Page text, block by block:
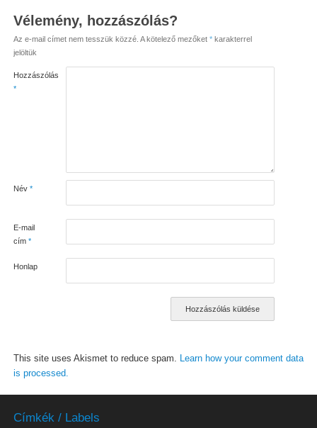
Vélemény, hozzászólás?
Az e-mail címet nem tesszük közzé. A kötelező mezőket *karakterrel
jelöltük
Hozzászólás
*
Név *
E-mail
cím *
Honlap
This site uses Akismet to reduce spam.
Learn how your comment data
is processed.
Címkék / Labels